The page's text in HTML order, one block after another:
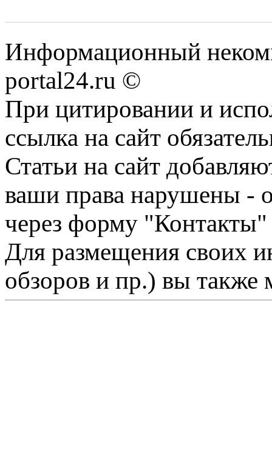
Информационный
portal24.ru ©
При цитировании и
ссылка на сайт
Статьи на сайт
ваши права нарушены -
через форму "Контакты"
Для размещения своих
обзоров и пр.) вы также